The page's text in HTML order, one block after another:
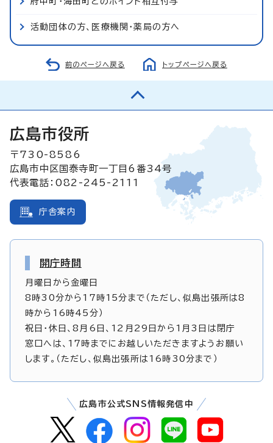
活動団体の方、医療機関・薬局の方へ
前のページへ戻る トップページへ戻る
広島市役所
〒730-8586
広島市中区国泰寺町一丁目6番34号
代表電話：082-245-2111
庁舎案内
開庁時間
月曜日から金曜日
8時30分から17時15分まで（ただし、似島出張所は8
時から16時45分）
祝日・休日、8月6日、12月29日から1月3日は閉庁
窓口へは、17時までにお越しいただきますようお願い
します。（ただし、似島出張所は16時30分まで）
広島市公式SNS情報発信中